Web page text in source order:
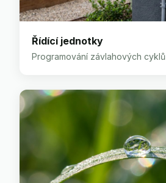
Řídící jednotky
Programování závlahových cyklů